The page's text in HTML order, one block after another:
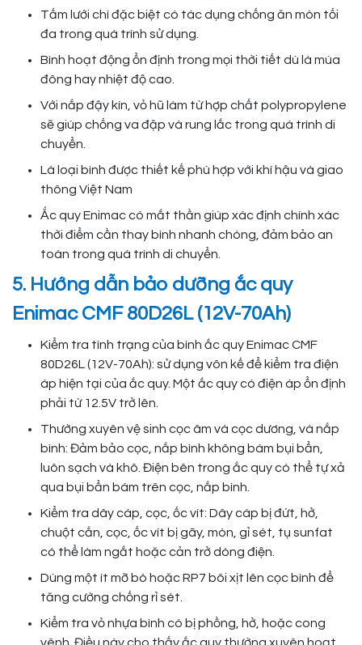
Tấm lưới chì đặc biệt có tác dụng chống ăn mòn tối
đa trong quá trình sử dụng.
Bình hoạt động ổn định trong mọi thời tiết dù là mùa
đông hay nhiệt độ cao.
Với nắp đậy kín, vỏ hũ làm từ hợp chất polypropylene
sẽ giúp chống va đập và rung lắc trong quá trình di
chuyển.
Là loại bình được thiết kế phù hợp với khí hậu và giao
thông Việt Nam
Ắc quy Enimac có mắt thần giúp xác định chính xác
thời điểm cần thay bình nhanh chóng, đảm bảo an
toàn trong quá trình di chuyển.
5. Hướng dẫn bảo dưỡng ắc quy
Enimac CMF 80D26L (12V-70Ah)
Kiểm tra tình trạng của bình ắc quy Enimac CMF
80D26L (12V-70Ah): sử dụng vôn kế để kiểm tra điện
áp hiện tại của ắc quy. Một ắc quy có điện áp ổn định
phải từ 12.5V trở lên.
Thường xuyên vệ sinh cọc âm và cọc dương, và nắp
bình: Đảm bảo cọc, nắp bình không bám bụi bẩn,
luôn sạch và khô. Điện bên trong ắc quy có thể tự xả
qua bụi bẩn bám trên cọc, nắp bình.
Kiểm tra dây cáp, cọc, ốc vít: Dây cáp bị đứt, hở,
chuột cắn, cọc, ốc vít bị gãy, mòn, gỉ sét, tụ sunfat
có thể làm ngắt hoặc cản trở dòng điện.
Dùng một ít mỡ bò hoặc RP7 bôi xịt lên cọc bình để
tăng cường chống rỉ sét.
Kiểm tra vỏ nhựa bình có bị phồng, hở, hoặc cong